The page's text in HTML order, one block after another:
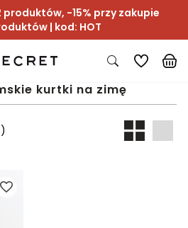
produktów, -15% przy zakupie
| kod: HOT
kurtki na zimę
( 1 )